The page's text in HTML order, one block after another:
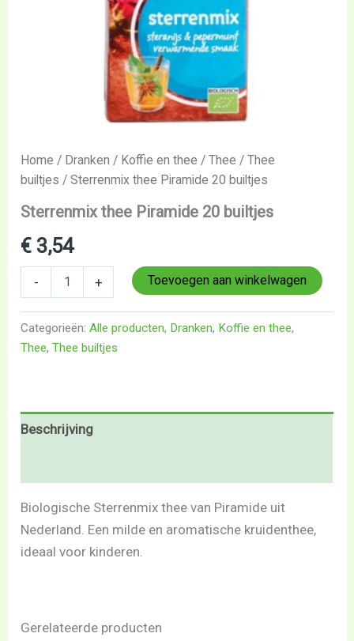
Home / Dranken / Koffie en thee /Thee /Thee
builtjes / Sterrenmix thee Piramide 20 builtjes
Sterrenmix thee Piramide 20 builtjes
€ 3,54
- + Toevoegen aan winkelwagen
Categorieën:Alle producten, Dranken, Koffie en thee,
Thee,Thee builtjes
Beschrijving
Biologische Sterrenmix thee van Piramide uit
Nederland. Een milde en aromatische kruidenthee,
ideaal voor kinderen.
Gerelateerde producten